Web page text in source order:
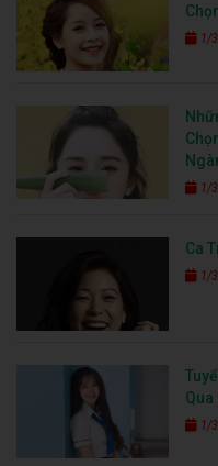
1/
1/
Ca
1/
Qua
1/